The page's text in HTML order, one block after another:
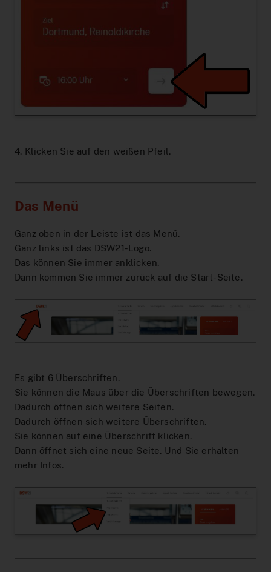
4. Klicken Sie auf den weißen Pfeil.
Das Menü
Ganz oben in der Leiste ist das Menü.
Ganz links ist das DSW21-Logo.
Das können Sie immer anklicken.
Dann kommen Sie immer zurück auf die Start-Seite.
Es gibt 6 Überschriften.
Sie können die Maus über die Überschriften bewegen.
Dadurch öffnen sich weitere Seiten.
Dadurch öffnen sich weitere Überschriften.
Sie können auf eine Überschrift klicken.
Dann öffnet sich eine neue Seite. Und Sie erhalten
mehr Infos.